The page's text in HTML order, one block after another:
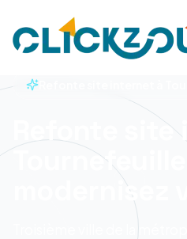
Refonte site
modernisez
Troisième ville de la